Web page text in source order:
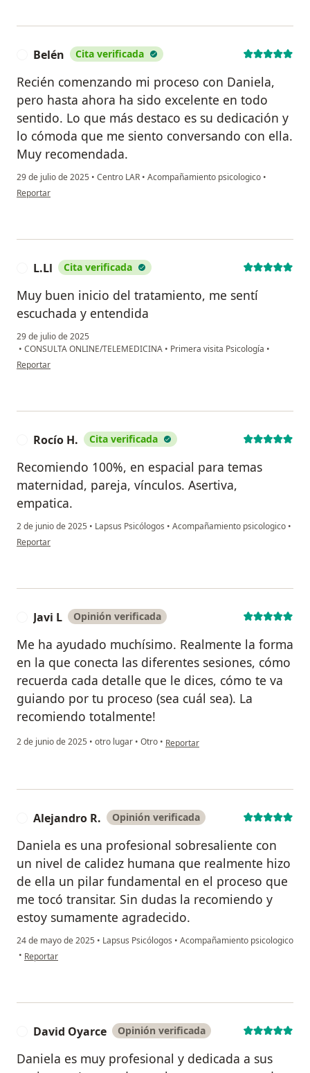
Belén Cita verificada
Recién comenzando mi proceso con Daniela,
pero hasta ahora ha sido excelente en todo
sentido. Lo que más destaco es su dedicación y
lo cómoda que me siento conversando con ella.
Muy recomendada.
29 de julio de 2025 • Centro LAR • Acompañamiento psicologico •
en opinión del usuario Belén
Reportar
L.Ll Cita verificada
Muy buen inicio del tratamiento, me sentí
escuchada y entendida
29 de julio de 2025
• CONSULTA ONLINE/TELEMEDICINA • Primera visita Psicología •
en opinión del usuario L.Ll
Reportar
Rocío H. Cita verificada
Recomiendo 100%, en espacial para temas
maternidad, pareja, vínculos. Asertiva,
empatica.
2 de junio de 2025 • Lapsus Psicólogos • Acompañamiento psicologico •
en opinión del usuario Rocío H.
Reportar
Javi L Opinión verificada
Me ha ayudado muchísimo. Realmente la forma
en la que conecta las diferentes sesiones, cómo
recuerda cada detalle que le dices, cómo te va
guiando por tu proceso (sea cuál sea). La
recomiendo totalmente!
2 de junio de 2025 • otro lugar • Otro • en opinión del usuario Javi L
Reportar
Alejandro R. Opinión verificada
Daniela es una profesional sobresaliente con
un nivel de calidez humana que realmente hizo
de ella un pilar fundamental en el proceso que
me tocó transitar. Sin dudas la recomiendo y
estoy sumamente agradecido.
24 de mayo de 2025 • Lapsus Psicólogos • Acompañamiento psicologico
• en opinión del usuario Alejandro R.
Reportar
David Oyarce Opinión verificada
Daniela es muy profesional y dedicada a sus